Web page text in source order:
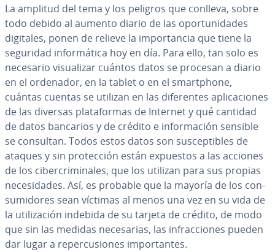
La amplitud del tema y los peligros que conlleva, sobre
todo debido al aumento diario de las opo­r­tu­ni­da­des
digitales, ponen de relieve la im­po­r­ta­n­cia que tiene la
seguridad in­fo­r­má­ti­ca hoy en día. Para ello, tan solo es
necesario vi­sua­li­zar cuántos datos se procesan a diario
en el ordenador, en la tablet o en el sma­r­t­pho­ne,
cuántas cuentas se utilizan en las di­fe­re­n­tes apli­ca­cio­nes
de las diversas pla­ta­fo­r­mas de Internet y qué cantidad
de datos bancarios y de crédito e in­fo­r­ma­ción sensible
se consultan. Todos estos datos son su­s­ce­p­ti­bles de
ataques y sin pro­te­c­ción están expuestos a las acciones
de los ci­be­r­cri­mi­na­les, que los utilizan para sus propias
ne­ce­si­da­des. Así, es probable que la mayoría de los co­n­
su­mi­do­res sean víctimas al menos una vez en su vida de
la uti­li­za­ción indebida de su tarjeta de crédito, de modo
que sin las medidas ne­ce­sa­rias, las in­fra­c­cio­nes pueden
dar lugar a re­pe­r­cu­sio­nes im­po­r­ta­n­tes.